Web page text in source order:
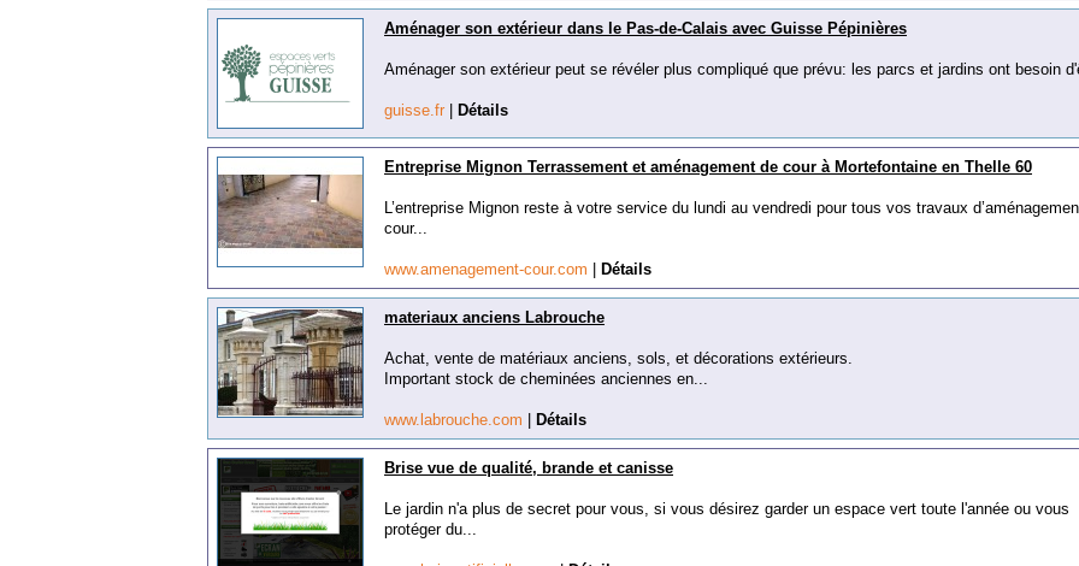
Aménager son extérieur dans le Pas-de-Calais avec Guisse Pépinières
Aménager son extérieur peut se révéler plus compliqué que prévu: les parcs et jardins ont besoin
guisse.fr Détails
Entreprise Mignon Terrassement et aménagement de cour à Mortefontaine en Thelle 60
L’entreprise Mignon reste à votre service du lundi au vendredi pour tous vos travaux
cour...
www.amenagement-cour.com Détails
materiaux anciens Labrouche
Achat, vente de matériaux anciens, sols, et décorations extérieurs.
Important stock de cheminées anciennes en...
www.labrouche.com Détails
Brise vue de qualité, brande et canisse
Le jardin n'a plus de secret pour vous, si vous désirez garder un espace vert toute l'année ou vous
protéger du...